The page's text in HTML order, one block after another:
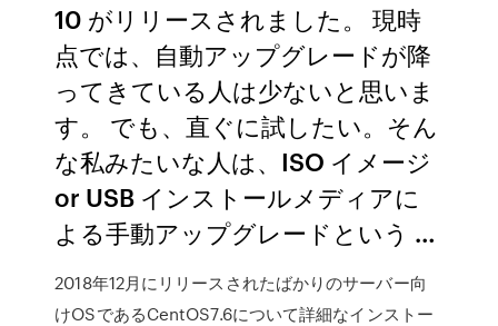
10 がリリースされました。 現時
点では、自動アップグレードが降
ってきている人は少ないと思いま
す。 でも、直ぐに試したい。そん
な私みたいな人は、ISO イメージ
or USB インストールメディアに
よる手動アップグレードという …
2018年12月にリリースされたばかりのサーバー向
けOSであるCentOS7.6について詳細なインストー